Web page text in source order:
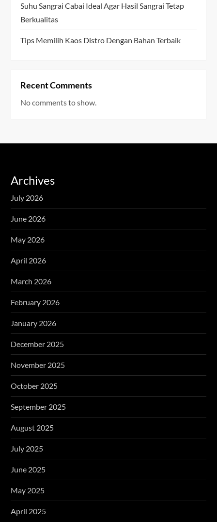
Suhu Sangrai Cabai Ideal Agar Hasil Sangrai Tetap
Berkualitas
Tips Memilih Kaos Distro Dengan Bahan Terbaik
Recent Comments
No comments to show.
Archives
July 2026
June 2026
May 2026
April 2026
March 2026
February 2026
January 2026
December 2025
November 2025
October 2025
September 2025
August 2025
July 2025
June 2025
May 2025
April 2025